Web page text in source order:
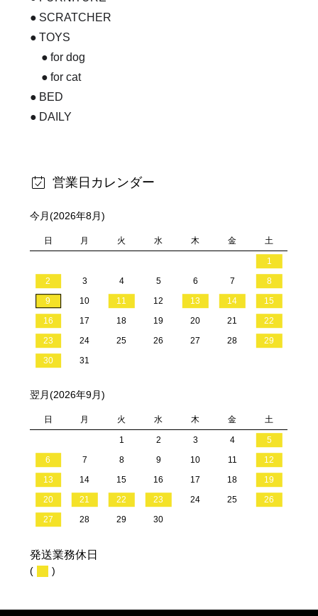
SCRATCHER
TOYS
for dog
for cat
BED
DAILY
営業日カレンダー
今月(2026年8月)
日 月 火 水 木 金 土
1
2
3 4 5 6 7
8
9
10 11 12 13 14
15
16
17 18 19 20 21
22
23
24 25 26 27 28
29
30
31
翌月(2026年9月)
日 月 火 水 木 金 土
1 2 3 4
5
6
7 8 9 10 11
12
13
14 15 16 17 18
19
20
21 22 23 24 25
26
27
28 29 30
発送業務休日
( )